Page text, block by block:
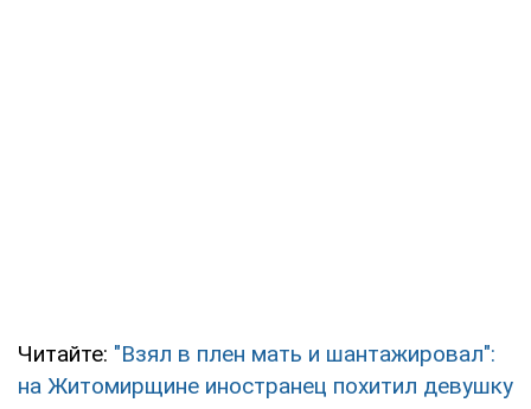
Читайте: "Взял в плен мать и шантажировал":
на Житомирщине иностранец похитил девушку